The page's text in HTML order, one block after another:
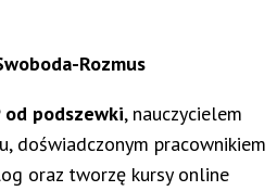
Rozmus
od podszewki, nauczycielem
doświadczonym pracownikiem
oraz tworzę kursy online